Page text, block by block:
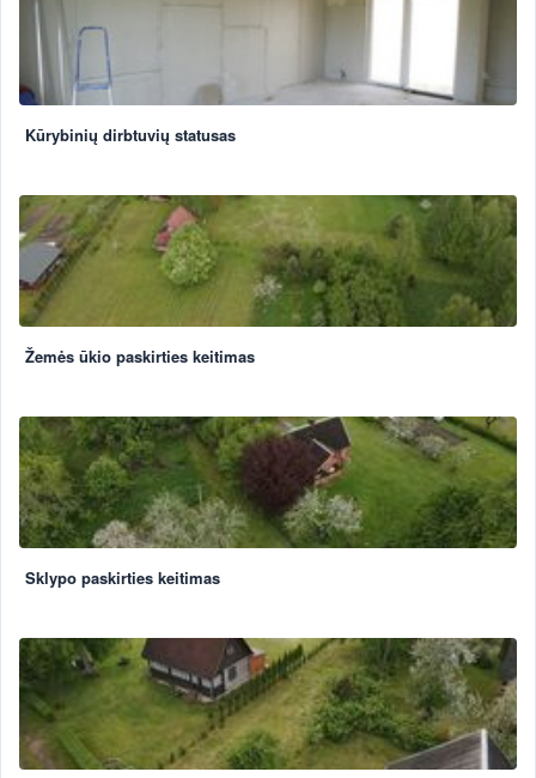
Kūrybinių dirbtuvių statusas
Žemės ūkio paskirties keitimas
Sklypo paskirties keitimas